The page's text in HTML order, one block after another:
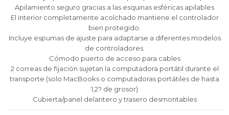
Apilamiento seguro gracias a las esquinas esféricas apilables
El interior completamente acolchado mantiene el controlador
bien protegido.
Incluye espumas de ajuste para adaptarse a diferentes modelos
de controladores.
Cómodo puerto de acceso para cables
2 correas de fijación sujetan la computadora portátil durante el
transporte (solo MacBooks o computadoras portátiles de hasta
1,2? de grosor)
Cubierta/panel delantero y trasero desmontables